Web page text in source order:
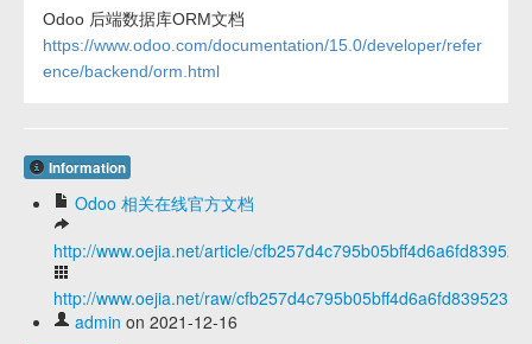
Odoo 后端数据库ORM文档
https://www.odoo.com/documentation/15.0/developer/refer
ence/backend/orm.html
Information
Odoo 相关在线官方文档
http://www.oejia.net/article/cfb257d4c795b05bff4d6a6fd839523f
http://www.oejia.net/raw/cfb257d4c795b05bff4d6a6fd839523f
admin on 2021-12-16